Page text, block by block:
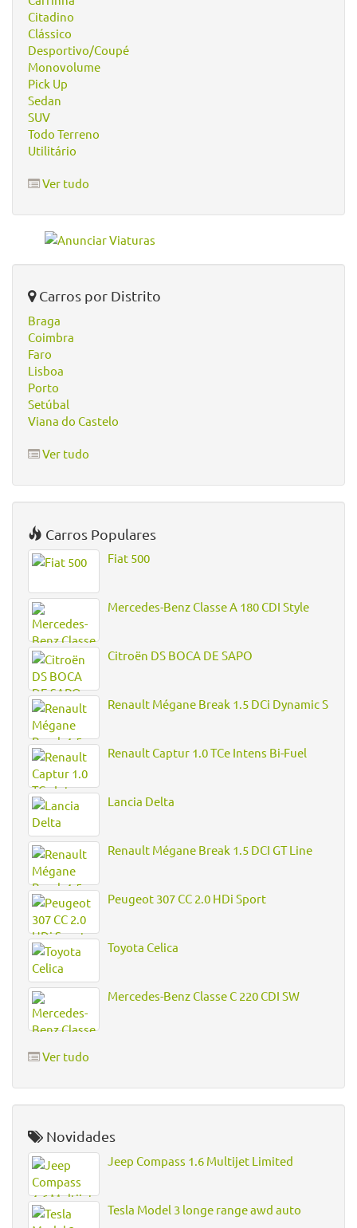
Citadino
Clássico
Desportivo/Coupé
Monovolume
Pick Up
Sedan
SUV
Todo Terreno
Utilitário
Ver tudo
Carros por Distrito
Braga
Coimbra
Faro
Lisboa
Porto
Setúbal
Viana do Castelo
Ver tudo
Carros Populares
Fiat 500
Mercedes-Benz Classe A 180 CDI Style
Citroën DS BOCA DE SAPO
Renault Mégane Break 1.5 DCi Dynamic S
Renault Captur 1.0 TCe Intens Bi-Fuel
Lancia Delta
Renault Mégane Break 1.5 DCI GT Line
Peugeot 307 CC 2.0 HDi Sport
Toyota Celica
Mercedes-Benz Classe C 220 CDI SW
Ver tudo
Novidades
Jeep Compass 1.6 Multijet Limited
Tesla Model 3 longe range awd auto